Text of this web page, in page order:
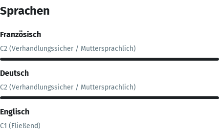
Sprachen
Französisch
C2 (Verhandlungssicher / Muttersprachlich)
Deutsch
C2 (Verhandlungssicher / Muttersprachlich)
Englisch
C1 (Fließend)